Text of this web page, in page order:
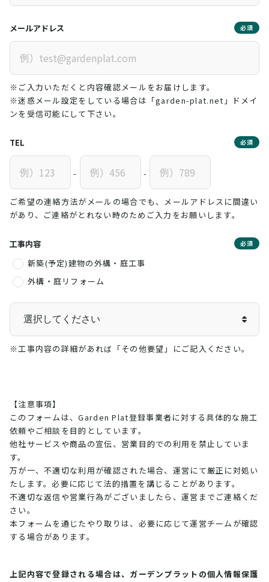
メールアドレス 必須
※ご入力いただくと内容確認メールをお届けします。
※迷惑メール設定をしている場合は「garden-plat.net」ドメイ
ンを受信可能にして下さい。
TEL 必須
- -
ご希望の連絡方法がメールの場合でも、メールアドレスに間違い
があり、ご連絡がとれない時のためご入力をお願いします。
工事内容 必須
新築(予定)建物の外構・庭工事
外構・庭リフォーム
※工事内容の詳細があれば「その他要望」にご記入ください。
【注意事項】
このフォームは、Garden Plat登録事業者に対する具体的な施工
依頼やご相談を目的としています。
他社サービスや商品の宣伝、営業目的での利用を禁止していま
す。
万が一、不適切な利用が確認された場合、運営にて厳正に対処い
たします。必要に応じて法的措置を講じることがあります。
不適切な返信や営業行為がございましたら、運営までご連絡くだ
さい。
本フォームを通じたやり取りは、必要に応じて運営チームが確認
する場合があります。
上記内容で登録される場合は、ガーデンプラットの個人情報保護